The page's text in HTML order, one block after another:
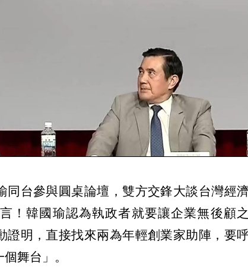
同台參與圓桌論壇，雙方交鋒大談台灣經濟
！韓國瑜認為執政者就要讓企業無後顧之
證明，直接找來兩為年輕創業家助陣，要
舞台」。